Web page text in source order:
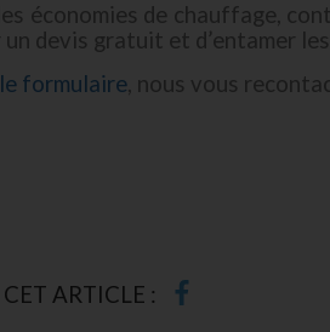
économies de chauffage,
devis gratuit et d’entamer
formulaire, nous vous
ARTICLE :